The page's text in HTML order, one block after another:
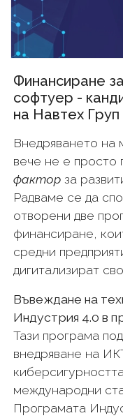
Финансиране
софтуер -
на Навтех Груп
Внедряването
вече не е просто
фактор за
Радваме се да
отворени две
финансиране,
средни
дигитализират
Въвеждане на
Индустрия 4.0 в
Тази програма
внедряване на
международни
Програмата